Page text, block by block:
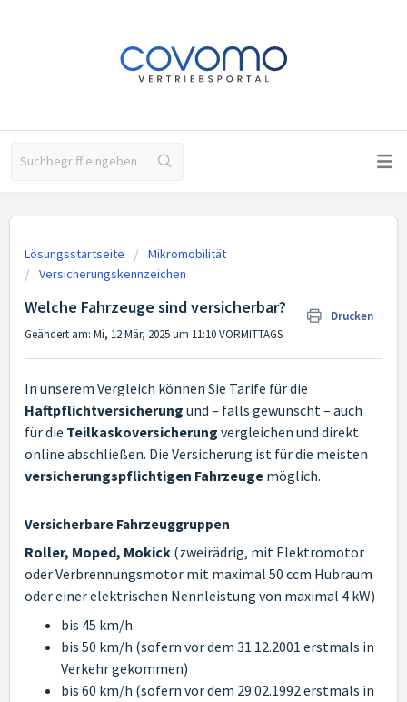
Lösungsstartseite
Mikromobilität
Versicherungskennzeichen
Welche Fahrzeuge sind versicherbar?
Drucken
Geändert am: Mi, 12 Mär, 2025 um 11:10 VORMITTAGS
In unserem Vergleich können Sie Tarife für die
Haftpflichtversicherung und – falls gewünscht – auch
für die Teilkaskoversicherung vergleichen und direkt
online abschließen. Die Versicherung ist für die meisten
versicherungspflichtigen Fahrzeuge möglich.
Versicherbare Fahrzeuggruppen
Roller, Moped, Mokick (zweirädrig, mit Elektromotor
oder Verbrennungsmotor mit maximal 50 ccm Hubraum
oder einer elektrischen Nennleistung von maximal 4 kW)
bis 45 km/h
bis 50 km/h (sofern vor dem 31.12.2001 erstmals in
Verkehr gekommen)
bis 60 km/h (sofern vor dem 29.02.1992 erstmals in